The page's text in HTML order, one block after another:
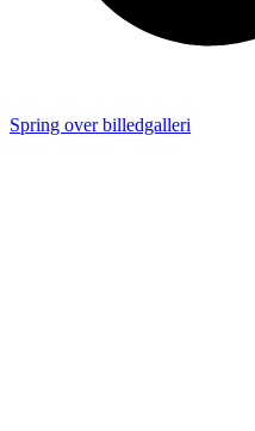
Spring over billedgalleri